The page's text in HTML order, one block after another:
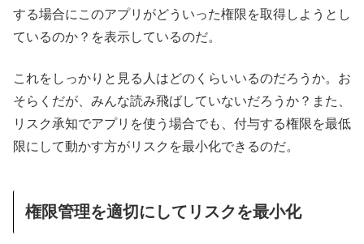
する場合にこのアプリがどういった権限を取得しようとし
ているのか？を表示しているのだ。
これをしっかりと見る人はどのくらいいるのだろうか。お
そらくだが、みんな読み飛ばしていないだろうか？また、
リスク承知でアプリを使う場合でも、付与する権限を最低
限にして動かす方がリスクを最小化できるのだ。
権限管理を適切にしてリスクを最小化